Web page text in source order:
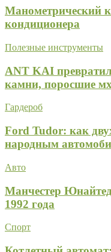
Манометрический
кондиционера
Полезные инструменты
ANT KAI
камни, поросшие
Гардероб
Ford Tudor: как
народным
Авто
Манчестер
1992 года
Спорт